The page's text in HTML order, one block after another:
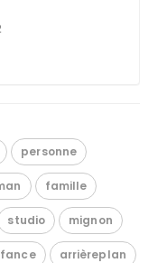
personne
famille
studio mignon
arrièreplan